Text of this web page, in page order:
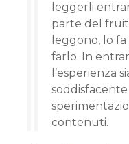
leggerli
parte del
leggono, lo
farlo. In
l’esperienza
contenuti.